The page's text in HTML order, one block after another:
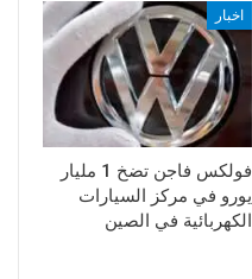
اخبار
فولكس فاجن تضخ 1 مليار
يورو في مركز السيارات
الكهربائية في الصين